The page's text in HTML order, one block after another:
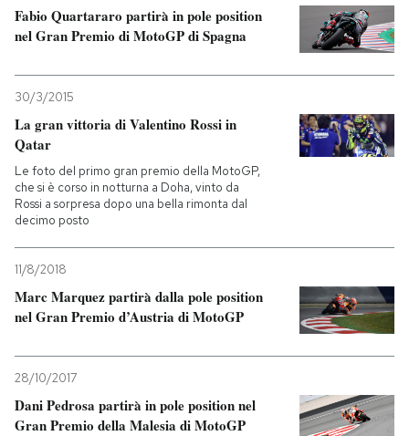
Fabio Quartararo partirà in pole position
nel Gran Premio di MotoGP di Spagna
30/3/2015
La gran vittoria di Valentino Rossi in
Qatar
Le foto del primo gran premio della MotoGP,
che si è corso in notturna a Doha, vinto da
Rossi a sorpresa dopo una bella rimonta dal
decimo posto
11/8/2018
Marc Marquez partirà dalla pole position
nel Gran Premio d’Austria di MotoGP
28/10/2017
Dani Pedrosa partirà in pole position nel
Gran Premio della Malesia di MotoGP